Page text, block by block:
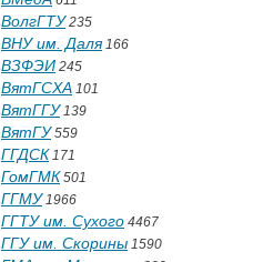
ВолгГТУ235
ВНУ им. Даля166
ВЗФЭИ 245
ВятГСХА 101
ВятГГУ139
ВятГУ559
ГГДСК 171
ГомГМК 501
ГГМУ1966
ГГТУ им. Сухого 4467
ГГУ им. Скорины 1590